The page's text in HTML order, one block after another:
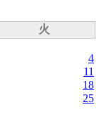
火
4
11
18
25